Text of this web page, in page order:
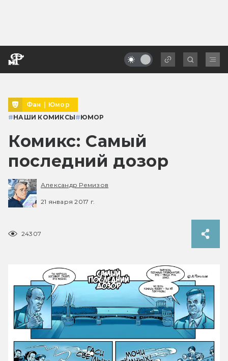
Фан | Юмор
#НАШИ КОМИКСЫ#ЮМОР
Комикс: Самый
последний дозор
Александр Ремизов
21 января 2017 г.
24307